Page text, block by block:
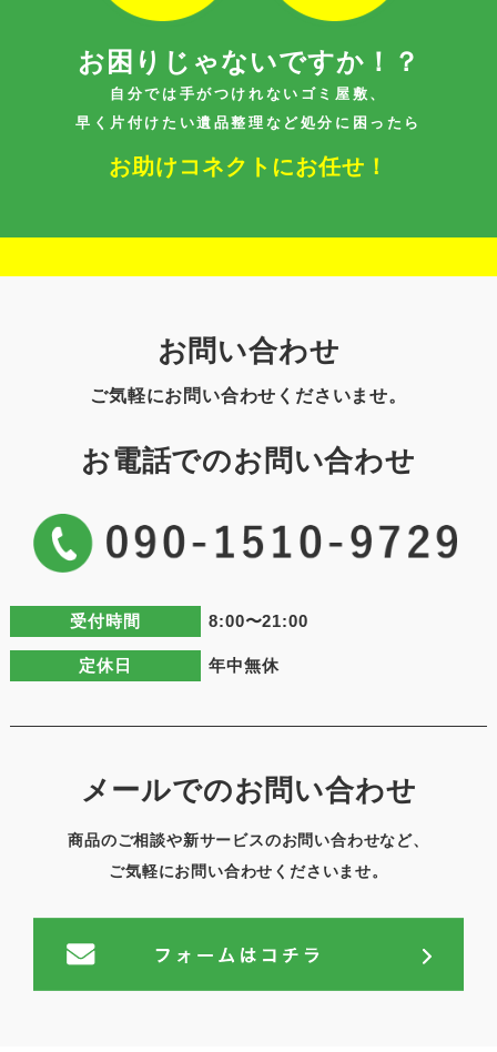
お困りじゃないですか！？
自分では手がつけれないゴミ屋敷、
早く片付けたい遺品整理など処分に困ったら
お助けコネクトにお任せ！
お問い合わせ
ご気軽にお問い合わせくださいませ。
お電話でのお問い合わせ
受付時間 8:00〜21:00
定休日 年中無休
メールでのお問い合わせ
商品のご相談や新サービスのお問い合わせなど、
ご気軽にお問い合わせくださいませ。